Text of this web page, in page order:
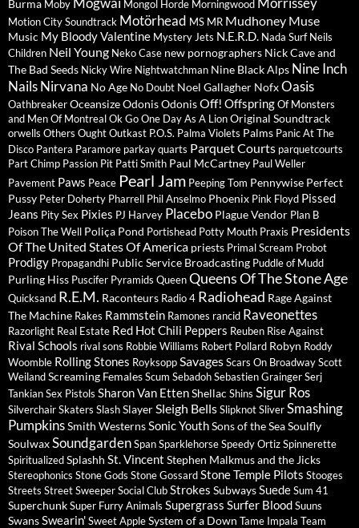
Burma Moby Mongol Horde Morningwood Morrissey
Motion City Soundtrack Motörhead MS MR Mudhoney Muse
Music My Bloody Valentine Mystery Jets N.E.R.D. Nada Surf Neils
Children Neil Young Neko Case new pornographers Nick Cave and
The Bad Seeds Nicky Wire Nightwatchman Nine Black Alps Nine Inch
Nails Nirvana No Age No Doubt Noel Gallagher NofxOasis
OathbreakerOceansizeOdonis OdonisOff! OffspringOf Monsters
and MenOf MontrealOk GoOne Day As A LionOriginal Soundtrack
orwells Others OughtOutkast P.O.S. Palma Violets Palms Panic At The
Disco Pantera Paramore parkay quarts Parquet Courts parquetcourts
Part Chimp Passion Pit Patti Smith Paul McCartney Paul Weller
Pavement Paws Peace Pearl Jam Peeping Tom Pennywise Perfect
Pussy Peter Doherty Pharrell Phil Anselmo Phoenix Pink Floyd Pissed
Jeans Pity Sex Pixies PJ Harvey Placebo Plague Vendor Plan B
Poison The Well Poliça Pond Portishead Potty Mouth Praxis Presidents
Of The United States Of America priests Primal Scream Probot
Prodigy Propagandhi Public Service Broadcasting Puddle of Mudd
Purling Hiss Puscifer Pyramids QueenQueens Of The Stone Age
Quicksand R.E.M. Raconteurs Radio 4 Radiohead Rage Against
The Machine Rakes Rammstein Ramones rancid Raveonettes
Razorlight Real Estate Red Hot Chili Peppers Reuben Rise Against
Rival Schools rival sons Robbie Williams Robert Pollard Robyn Roddy
Woomble Rolling Stones RoyksoppSavagesScars On BroadwayScott
WeilandScreaming FemalesScum SebadohSebastien GraingerSerj
TankianSex Pistols Sharon Van EttenShellac Shins Sigur Ros
SilverchairSkaters SlashSlayerSleigh BellsSlipknotSliverSmashing
PumpkinsSmith WesternsSonic YouthSons of the SeaSoulfly
SoulwaxSoundgardenSpanSparklehorseSpeedy OrtizSpinnerette
SpiritualizedSplashh St. Vincent Stephen Malkmus and the Jicks
Stereophonics Stone Gods Stone GossardStone Temple Pilots Stooges
Streets Street Sweeper Social ClubStrokes SubwaysSuedeSum 41
SuperchunkSuper Furry Animals Supergrass Surfer BloodSuuns
SwansSwearin'Sweet AppleSystem of a Down Tame Impala Team